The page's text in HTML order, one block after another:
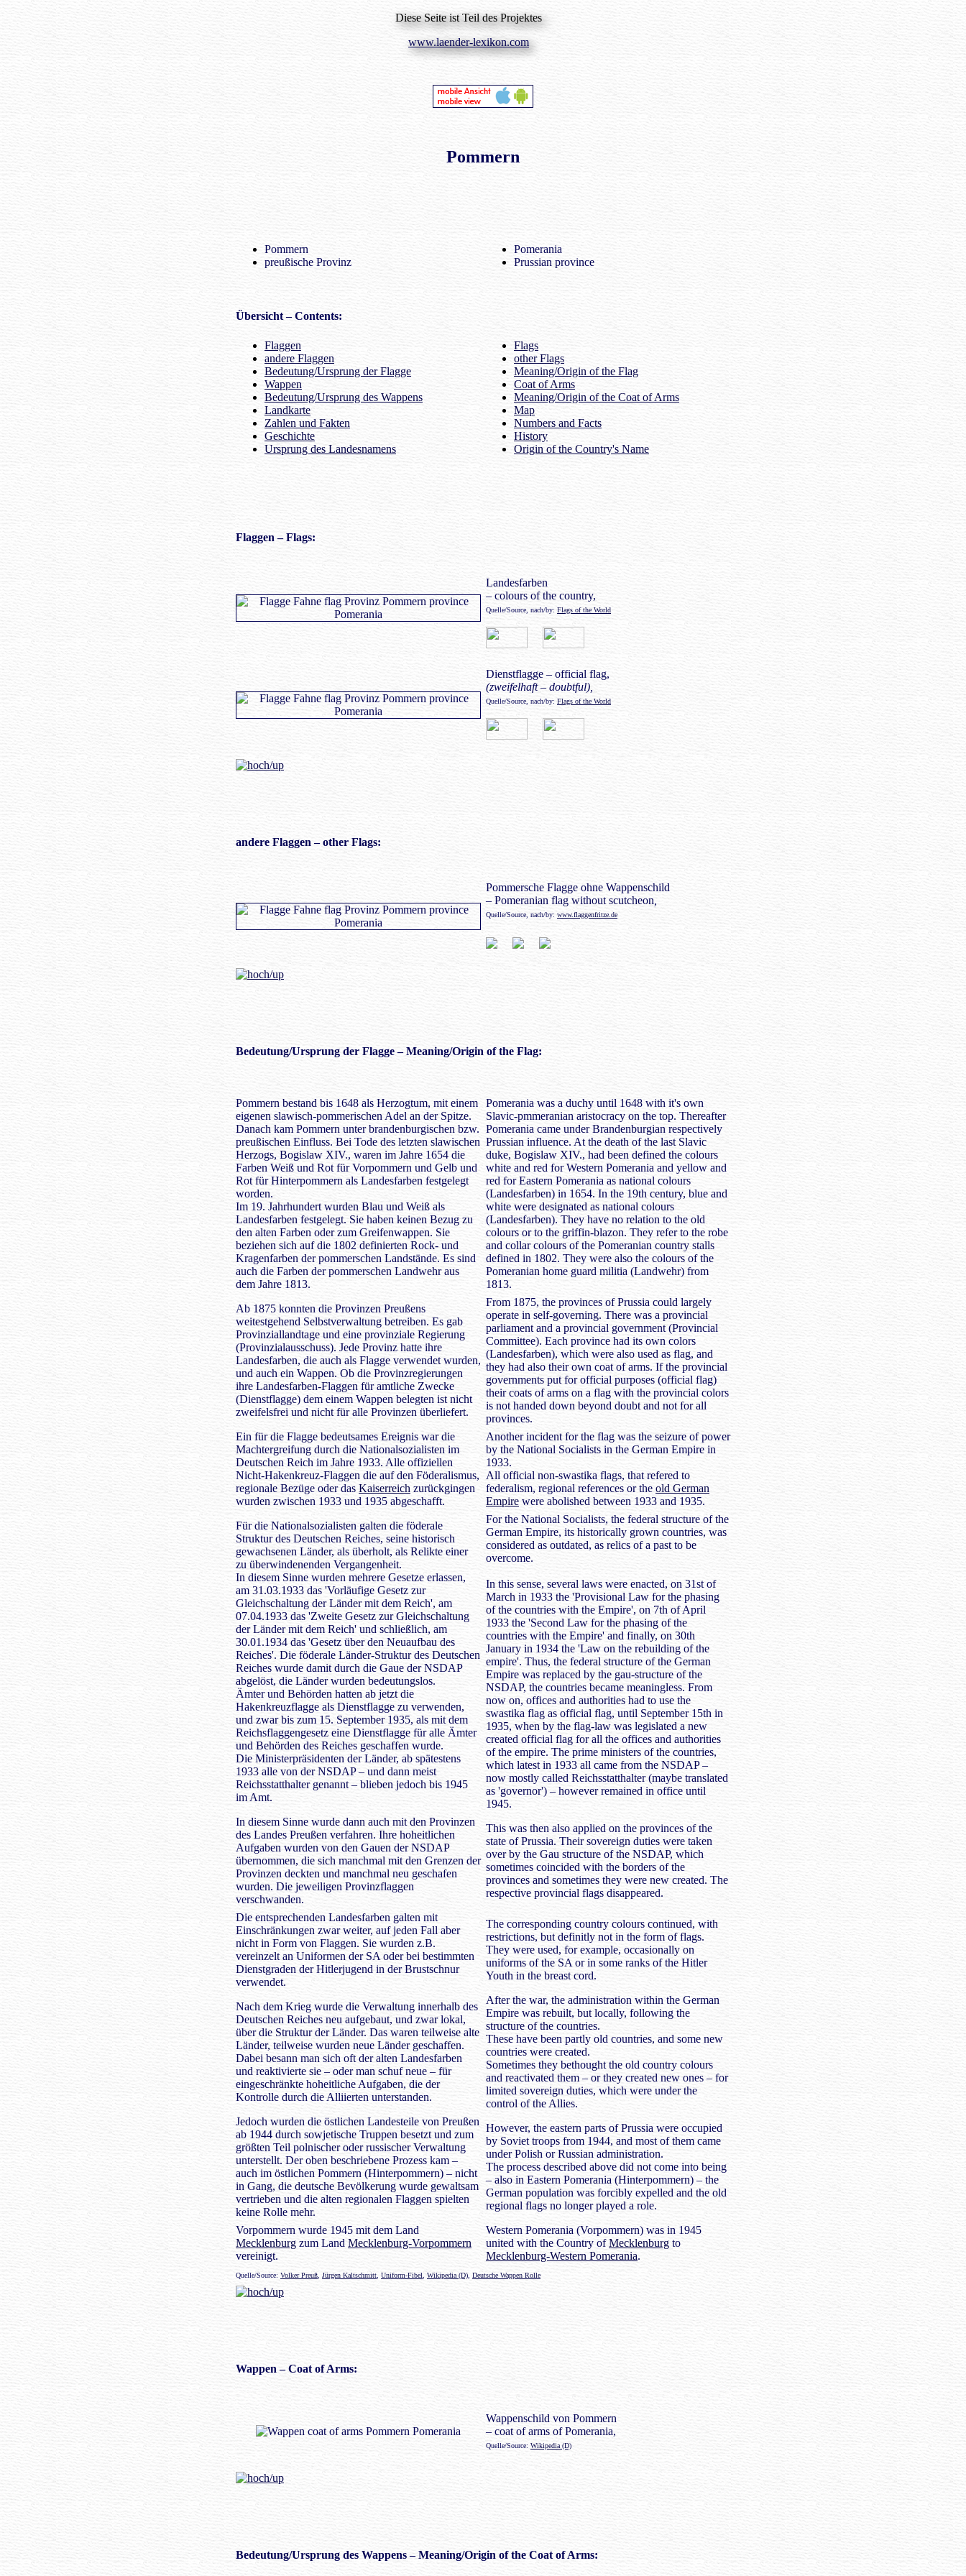
Diese Seite ist Teil des Projektes
www.laender-lexikon.com
Pommern
Pommern
preußische Provinz
Pomerania
Prussian province
Übersicht– Contents:
Flaggen
andere Flaggen
Bedeutung/Ursprung der Flagge
Wappen
Bedeutung/Ursprung des Wappens
Landkarte
Zahlen und Fakten
Geschichte
Ursprung des Landesnamens
Flags
other Flags
Meaning/Origin of the Flag
Coat of Arms
Meaning/Origin of the Coat of Arms
Map
Numbers and Facts
History
Origin of the Country's Name
Flaggen – Flags:
Landesfarben
– colours of the country,
Quelle/Source, nach/by: Flags of the World
Dienstflagge – official flag,
(zweifelhaft – doubtful),
Quelle/Source, nach/by: Flags of the World
andere Flaggen – other Flags:
Pommersche Flagge ohne Wappenschild
– Pomeranian flag without scutcheon ,
Quelle/Source, nach/by: www.flaggenfritze.de
Bedeutung/Ursprung der Flagge – Meaning/Origin of the Flag:
Pommern bestand bis 1648 als Herzogtum, mit einem
eigenen slawisch-pommerischen Adel an der Spitze.
Danach kam Pommern unter brandenburgischen bzw.
preußischen Einfluss. Bei Tode des letzten slawischen
Herzogs, Bogislaw XIV., waren im Jahre 1654 die
Farben Weiß und Rot für Vorpommern und Gelb und
Rot für Hinterpommern als Landesfarben festgelegt
worden.
Im 19. Jahrhundert wurden Blau und Weiß als
Landesfarben festgelegt. Sie haben keinen Bezug zu
den alten Farben oder zum Greifenwappen. Sie
beziehen sich auf die 1802 definierten Rock- und
Kragenfarben der pommerschen Landstände. Es sind
auch die Farben der pommerschen Landwehr aus
dem Jahre 1813.
Pomerania was a duchy until 1648 with it's own
Slavic-pmmeranian aristocracy on the top. Thereafter
Pomerania came under Brandenburgian respectively
Prussian influence. At the death of the last Slavic
duke, Bogislaw XIV., had been defined the colours
white and red for Western Pomerania and yellow and
red for Eastern Pomerania as national colours
(Landesfarben) in 1654. In the 19th century, blue and
white were designated as national colours
(Landesfarben). They have no relation to the old
colours or to the griffin-blazon. They refer to the robe
and collar colours of the Pomeranian country stalls
defined in 1802. They were also the colours of the
Pomeranian home guard militia (Landwehr) from
1813.
Ab 1875 konnten die Provinzen Preußens
weitestgehend Selbstverwaltung betreiben. Es gab
Provinziallandtage und eine provinziale Regierung
(Provinzialausschuss). Jede Provinz hatte ihre
Landesfarben, die auch als Flagge verwendet wurden,
und auch ein Wappen. Ob die Provinzregierungen
ihre Landesfarben-Flaggen für amtliche Zwecke
(Dienstflagge) dem einem Wappen belegten ist nicht
zweifelsfrei und nicht für alle Provinzen überliefert.
From 1875, the provinces of Prussia could largely
operate in self-governing. There was a provincial
parliament and a provincial government (Provincial
Committee). Each province had its own colors
(Landesfarben), which were also used as flag, and
they had also their own coat of arms. If the provincial
governments put for official purposes (official flag)
their coats of arms on a flag with the provincial colors
is not handed down beyond doubt and not for all
provinces.
Ein für die Flagge bedeutsames Ereignis war die
Machtergreifung durch die Nationalsozialisten im
Deutschen Reich im Jahre 1933. Alle offiziellen
Nicht-Hakenkreuz-Flaggen die auf den Föderalismus,
regionale Bezüge oder das Kaiserreich zurückgingen
wurden zwischen 1933 und 1935 abgeschafft.
Another incident for the flag was the seizure of power
by the National Socialists in the German Empire in
1933.
All official non-swastika flags, that refered to
federalism, regional references or the old German
Empire were abolished between 1933 and 1935.
Für die Nationalsozialisten galten die föderale
Struktur des Deutschen Reiches, seine historisch
gewachsenen Länder, als überholt, als Relikte einer
zu überwindenenden Vergangenheit.
In diesem Sinne wurden mehrere Gesetze erlassen,
am 31.03.1933 das 'Vorläufige Gesetz zur
Gleichschaltung der Länder mit dem Reich', am
07.04.1933 das 'Zweite Gesetz zur Gleichschaltung
der Länder mit dem Reich' und schließlich, am
30.01.1934 das 'Gesetz über den Neuaufbau des
Reiches'. Die föderale Länder-Struktur des Deutschen
Reiches wurde damit durch die Gaue der NSDAP
abgelöst, die Länder wurden bedeutungslos.
Ämter und Behörden hatten ab jetzt die
Hakenkreuzflagge als Dienstflagge zu verwenden,
und zwar bis zum 15. September 1935, als mit dem
Reichsflaggengesetz eine Dienstflagge für alle Ämter
und Behörden des Reiches geschaffen wurde.
Die Ministerpräsidenten der Länder, ab spätestens
1933 alle von der NSDAP – und dann meist
Reichsstatthalter genannt – blieben jedoch bis 1945
im Amt.
For the National Socialists, the federal structure of the
German Empire, its historically grown countries, was
considered as outdated, as relics of a past to be
overcome.
In this sense, several laws were enacted, on 31st of
March in 1933 the 'Provisional Law for the phasing
of the countries with the Empire', on 7th of April
1933 the 'Second Law for the phasing of the
countries with the Empire' and finally, on 30th
January in 1934 the 'Law on the rebuilding of the
empire'. Thus, the federal structure of the German
Empire was replaced by the gau-structure of the
NSDAP, the countries became meaningless. From
now on, offices and authorities had to use the
swastika flag as official flag, until September 15th in
1935, when by the flag-law was legislated a new
created official flag for all the offices and authorities
of the empire. The prime ministers of the countries,
which latest in 1933 all came from the NSDAP –
now mostly called Reichsstatthalter (maybe translated
as 'governor') – however remained in office until
1945.
In diesem Sinne wurde dann auch mit den Provinzen
des Landes Preußen verfahren. Ihre hoheitlichen
Aufgaben wurden von den Gauen der NSDAP
übernommen, die sich manchmal mit den Grenzen der
Provinzen deckten und manchmal neu geschafen
wurden. Die jeweiligen Provinzflaggen
verschwanden.
This was then also applied on the provinces of the
state of Prussia. Their sovereign duties were taken
over by the Gau structure of the NSDAP, which
sometimes coincided with the borders of the
provinces and sometimes they were new created. The
respective provincial flags disappeared.
Die entsprechenden Landesfarben galten mit
Einschränkungen zwar weiter, auf jeden Fall aber
nicht in Form von Flaggen. Sie wurden z.B.
vereinzelt an Uniformen der SA oder bei bestimmten
Dienstgraden der Hitlerjugend in der Brustschnur
verwendet.
The corresponding country colours continued, with
restrictions, but definitly not in the form of flags.
They were used, for example, occasionally on
uniforms of the SA or in some ranks of the Hitler
Youth in the breast cord.
Nach dem Krieg wurde die Verwaltung innerhalb des
Deutschen Reiches neu aufgebaut, und zwar lokal,
über die Struktur der Länder. Das waren teilweise alte
Länder, teilweise wurden neue Länder geschaffen.
Dabei besann man sich oft der alten Landesfarben
und reaktivierte sie – oder man schuf neue – für
eingeschränkte hoheitliche Aufgaben, die der
Kontrolle durch die Alliierten unterstanden.
After the war, the administration within the German
Empire was rebuilt, but locally, following the
structure of the countries.
These have been partly old countries, and some new
countries were created.
Sometimes they bethought the old country colours
and reactivated them – or they created new ones – for
limited sovereign duties, which were under the
control of the Allies.
Jedoch wurden die östlichen Landesteile von Preußen
ab 1944 durch sowjetische Truppen besetzt und zum
größten Teil polnischer oder russischer Verwaltung
unterstellt. Der oben beschriebene Prozess kam –
auch im östlichen Pommern (Hinterpommern) – nicht
in Gang, die deutsche Bevölkerung wurde gewaltsam
vertrieben und die alten regionalen Flaggen spielten
keine Rolle mehr.
However, the eastern parts of Prussia were occupied
by Soviet troops from 1944, and most of them came
under Polish or Russian administration.
The process described above did not come into being
– also in Eastern Pomerania (Hinterpommern) – the
German population was forcibly expelled and the old
regional flags no longer played a role.
Vorpommern wurde 1945 mit dem Land
Mecklenburg zum Land Mecklenburg-Vorpommern
vereinigt.
Western Pomerania (Vorpommern) was in 1945
united with the Country ofMecklenburg to
Mecklenburg-Western Pomerania.
Quelle/Source: Volker Preuß Jürgen Kaltschmitt Uniform-Fibel Wikipedia (D) Deutsche Wappen Rolle
Wappen – Coat of Arms:
Wappenschild von Pommern
– coat of arms of Pomerania,
Quelle/Source: Wikipedia (D)
Bedeutung/Ursprung des Wappens– Meaning/Origin of the Coat of Arms: